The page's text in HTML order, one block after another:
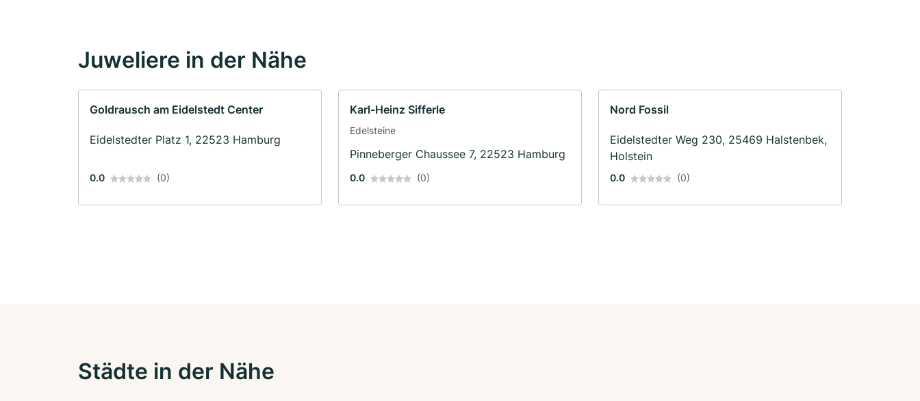
Juweliere in der Nähe
Goldrausch am Eidelstedt Center
Eidelstedter Platz 1, 22523 Hamburg
0.0 (0)
Karl-Heinz Sifferle
Edelsteine
Pinneberger Chaussee 7, 22523 Hamburg
0.0 (0)
Nord Fossil
Eidelstedter Weg 230, 25469 Halstenbek,
Holstein
0.0 (0)
Städte in der Nähe